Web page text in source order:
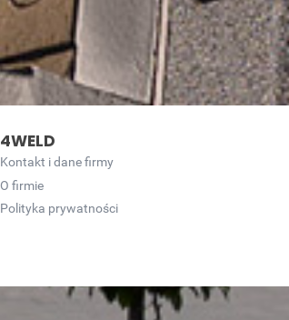
4WELD
Kontakt i dane firmy
O firmie
Polityka prywatności